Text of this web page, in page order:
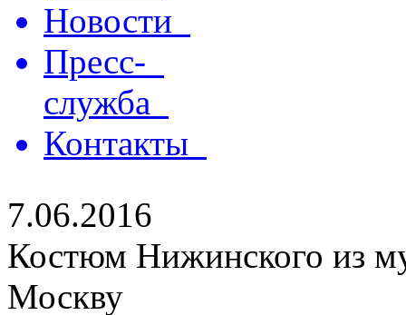
Новости
Пресс-
служба
Контакты
7.06.2016
Костюм Нижинского из
Москву